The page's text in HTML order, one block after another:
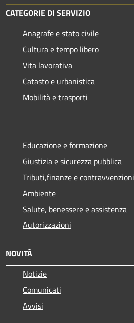
CATEGORIE DI SERVIZIO
Anagrafe e stato civile
Cultura e tempo libero
Vita lavorativa
Catasto e urbanistica
Mobilità e trasporti
Educazione e formazione
Giustizia e sicurezza pubblica
Tributi,finanze e contravvenzioni
Ambiente
Salute, benessere e assistenza
Autorizzazioni
NOVITÀ
Notizie
Comunicati
Avvisi